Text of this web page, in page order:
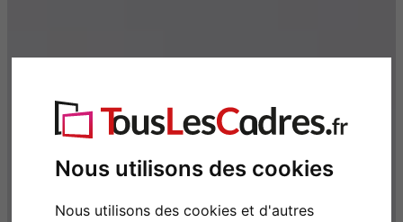
Nous utilisons des cookies
Nous utilisons des cookies et d'autres